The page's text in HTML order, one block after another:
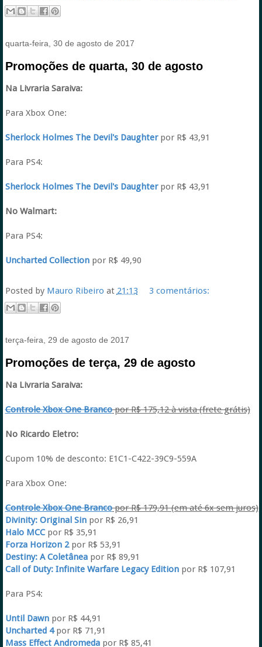
quarta-feira, 30 de agosto de 2017
Promoções de quarta, 30 de agosto
Na Livraria Saraiva:
Para Xbox One:
Sherlock Holmes The Devil's Daughterpor R$ 43,91
Para PS4:
Sherlock Holmes The Devil's Daughterpor R$ 43,91
No Walmart:
Para PS4:
Uncharted Collectionpor R$ 49,90
Posted by Mauro Ribeiro at 21:13 3 comentários:
terça-feira, 29 de agosto de 2017
Promoções de terça, 29 de agosto
Na Livraria Saraiva:
Controle Xbox One Brancopor R$ 175,12 à vista (frete grátis)
No Ricardo Eletro:
Cupom 10% de desconto: E1C1-C422-39C9-559A
Para Xbox One:
Controle Xbox One Brancopor R$ 179,91 (em até 6x sem juros)
Divinity: Original Sinpor R$ 26,91
Halo MCC por R$ 35,91
Forza Horizon 2por R$ 53,91
Destiny: A Coletâneapor R$ 89,91
Call of Duty: Infinite Warfare Legacy Edition por R$ 107,91
Para PS4:
Until Dawnpor R$ 44,91
Uncharted 4por R$ 71,91
Mass Effect Andromeda por R$ 85,41